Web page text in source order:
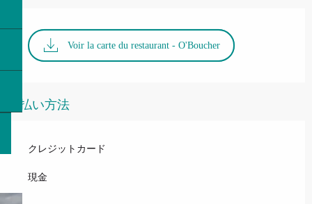
Voir la carte du restaurant - O'Boucher
支払い方法
クレジットカード
現金